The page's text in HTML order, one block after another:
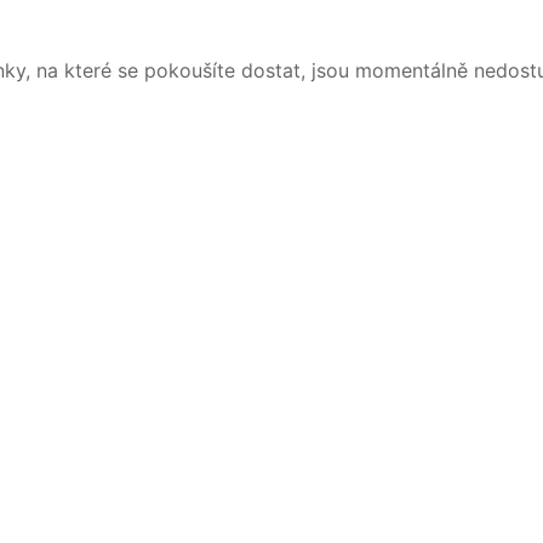
na které se pokoušíte dostat, jsou momentálně